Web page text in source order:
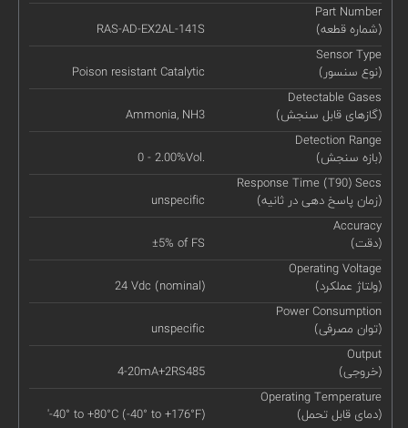
Part Number
(شماره قطعه)
RAS-AD-EX2AL-141S
Sensor Type
(نوع سنسور)
Poison resistant Catalytic
Detectable Gases
(گازهای قابل سنجش)
Ammonia, NH3
Detection Range
(بازه سنجش)
0 - 2.00%Vol.
Response Time (T90) Secs
(زمان پاسخ دهی در ثانیه)
unspecific
Accuracy
(دقت)
±5% of FS
Operating Voltage
(ولتاژ عملکرد)
24 Vdc (nominal)
Power Consumption
(توان مصرفی)
unspecific
Output
(خروجی)
4-20mA+2RS485
Operating Temperature
(دمای قابل تحمل)
'-40° to +80°C (-40° to +176°F)